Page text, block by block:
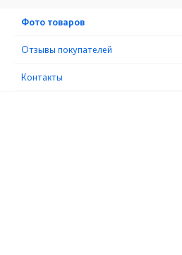
Фото товаров
Отзывы покупателей
Контакты